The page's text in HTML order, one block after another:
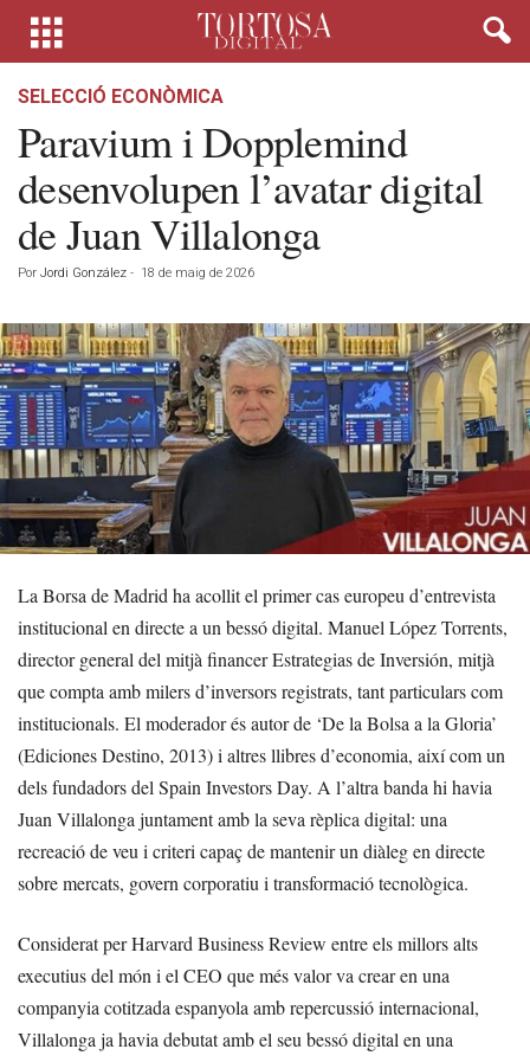
SELECCIÓ ECONÒMICA
Paravium i Dopplemind
desenvolupen l’avatar digital
de Juan Villalonga
Por Jordi González - 18 de maig de 2026
La Borsa de Madrid ha acollit el primer cas europeu d’entrevista
institucional en directe a un bessó digital. Manuel López Torrents,
director general del mitjà financer Estrategias de Inversión, mitjà
que compta amb milers d’inversors registrats, tant particulars com
institucionals. El moderador és autor de ‘De la Bolsa a la Gloria’
(Ediciones Destino, 2013) i altres llibres d’economia, així com un
dels fundadors del Spain Investors Day. A l’altra banda hi havia
Juan Villalonga juntament amb la seva rèplica digital: una
recreació de veu i criteri capaç de mantenir un diàleg en directe
sobre mercats, govern corporatiu i transformació tecnològica.
Considerat per Harvard Business Review entre els millors alts
executius del món i el CEO que més valor va crear en una
companyia cotitzada espanyola amb repercussió internacional,
Villalonga ja havia debutat amb el seu bessó digital en una